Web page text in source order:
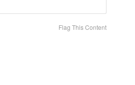
Flag This Content